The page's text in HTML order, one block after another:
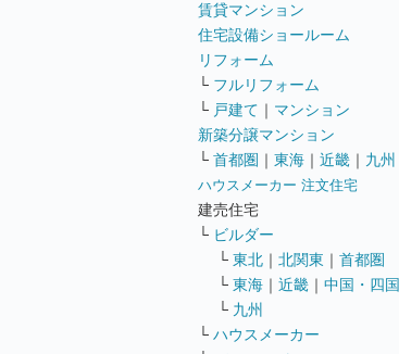
賃貸マンション
住宅設備ショールーム
リフォーム
└ フルリフォーム
└ 戸建て ｜ マンション
新築分譲マンション
└ 首都圏 ｜ 東海 ｜ 近畿 ｜ 九州
ハウスメーカー 注文住宅
建売住宅
└ ビルダー
└ 東北 ｜ 北関東 ｜ 首都圏
└ 東海 ｜ 近畿 ｜ 中国・四国
└ 九州
└ ハウスメーカー